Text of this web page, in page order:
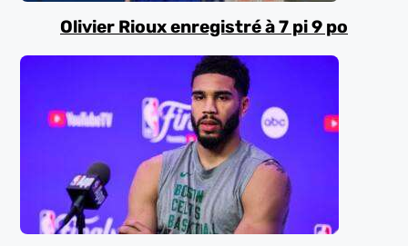
Olivier Rioux enregistré à 7 pi 9 po